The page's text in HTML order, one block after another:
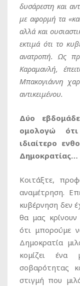
δυσάρεστη και
με αφορμή τα
αλλά και
εκτιμά ότι το
ανατροπή. Ως
Καραμανλή,
Μπακογιάννη
αντικειμένου.
Δύο
ομολογώ
ιδιαίτερο
Δημοκρατίας…
Κοιτάξτε,
αναμέτρηση.
κυβέρνηση δεν
θα μας
ότι μπορούμε
Δημοκρατία
κομίζει ένα
σοβαρότητας
στιγμή που